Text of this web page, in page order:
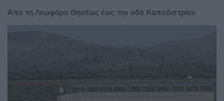
Από τη Λεωφόρο Θησέως έως την οδό Καποδιστρίου